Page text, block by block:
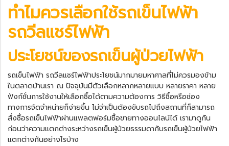
ทำไมควรเลือกใช้รถเข็นไฟฟ้า
รถวีลแชร์ไฟฟ้า
ประโยชน์ของรถเข็นผู้ป่วยไฟฟ้า
รถเข็นไฟฟ้า รถวีลแชร์ไฟฟ้าประโยชน์มากมายมหาศาลที่ไม่ควรมองข้าม
ในตลาดบ้านเรา ณ ปัจจุบันมีตัวเลือกหลากหลายแบบ หลายราคา หลาย
ฟังก์ชั่นการใช้งานให้เลือกซื้อได้ตามความต้องการ วิธีซื้อหรือช่อง
ทางการจัดจำหน่ายก็ง่ายขึ้น ไม่จำเป็นต้องขับรถไปถึงสถานที่ก็สามารถ
สั่งซื้อรถเข็นไฟฟ้าผ่านแพลตฟอร์มซื้อขายทางออนไลน์ได้ เรามาดูกัน
ก่อนว่าความแตกต่างระหว่างรถเข็นผู้ป่วยธรรมดากับรถเข็นผู้ป่วยไฟฟ้า
แตกต่างกันอย่างไรบ้าง